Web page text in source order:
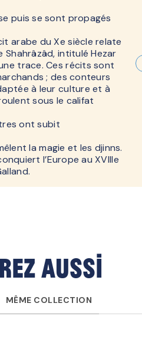
puis se sont propagés
arabe du Xe siècle relate
Shahrâzâd, intitulé Hezar
trace. Ces récits sont
; des conteurs
à leur culture et à
sous le califat
ont subit
la magie et les djinns.
l’Europe au XVIIIe
aussi
MÊME COLLECTION